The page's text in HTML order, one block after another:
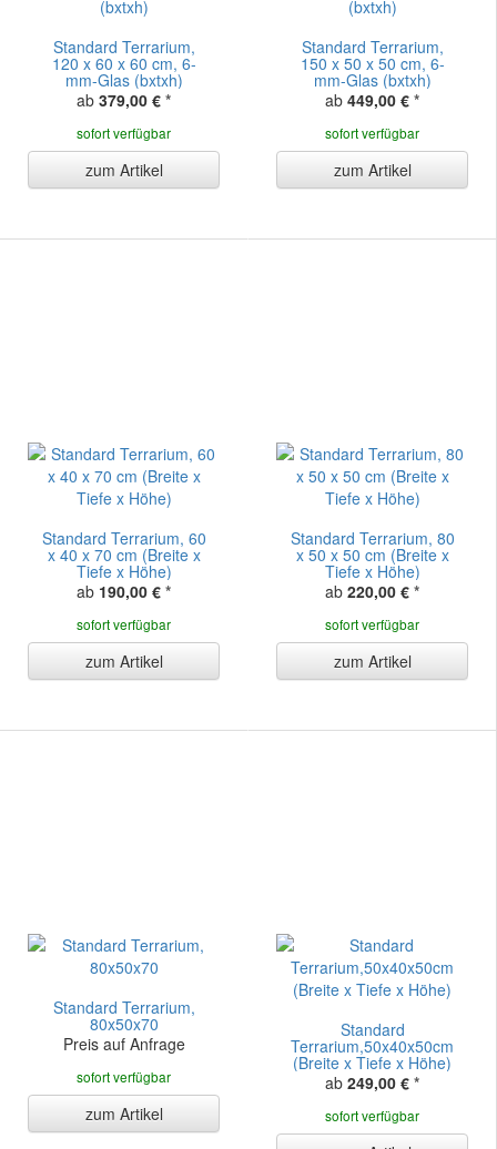
Standard Terrarium,
120 x 60 x 60 cm, 6-
mm-Glas (bxtxh)
ab 379,00 € *
sofort verfügbar
zum Artikel
Standard Terrarium,
150 x 50 x 50 cm, 6-
mm-Glas (bxtxh)
ab 449,00 € *
sofort verfügbar
zum Artikel
Standard Terrarium, 60
x 40 x 70 cm (Breite x
Tiefe x Höhe)
ab 190,00 € *
sofort verfügbar
zum Artikel
Standard Terrarium, 80
x 50 x 50 cm (Breite x
Tiefe x Höhe)
ab 220,00 € *
sofort verfügbar
zum Artikel
Standard Terrarium,
80x50x70
Preis auf Anfrage
sofort verfügbar
zum Artikel
Standard
Terrarium,50x40x50cm
(Breite x Tiefe x Höhe)
ab 249,00 € *
sofort verfügbar